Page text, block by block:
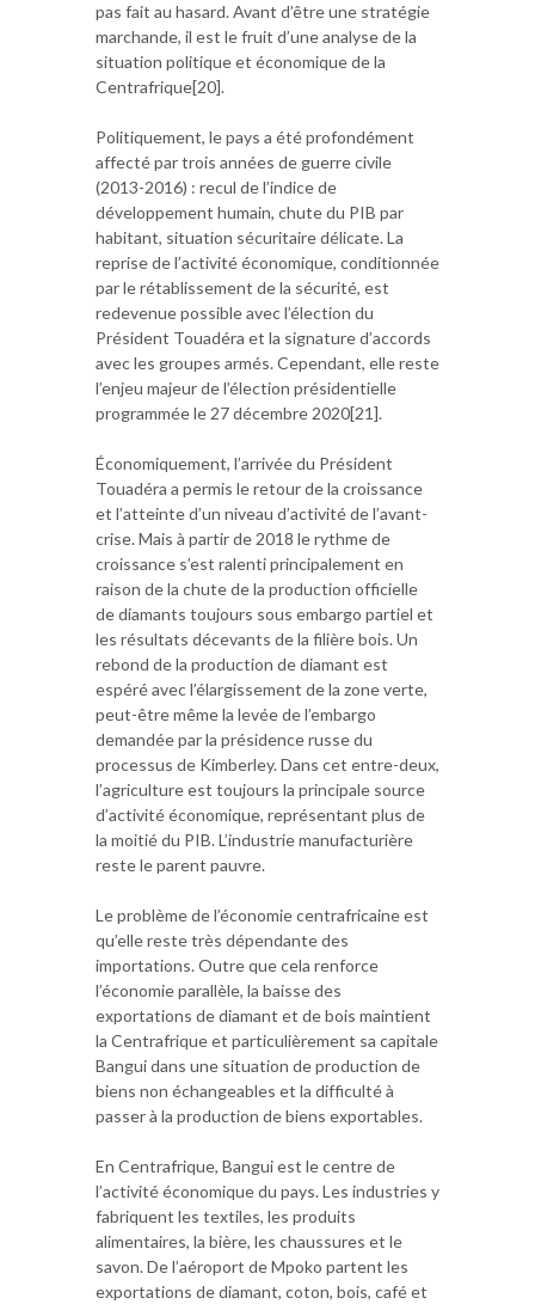
pas fait au hasard. Avant d’être une stratégie
marchande, il est le fruit d’une analyse de la
situation politique et économique de la
Centrafrique[20].
Politiquement, le pays a été profondément
affecté par trois années de guerre civile
(2013-2016) : recul de l’indice de
développement humain, chute du PIB par
habitant, situation sécuritaire délicate. La
reprise de l’activité économique, conditionnée
par le rétablissement de la sécurité, est
redevenue possible avec l’élection du
Président Touadéra et la signature d’accords
avec les groupes armés. Cependant, elle reste
l’enjeu majeur de l’élection présidentielle
programmée le 27 décembre 2020[21].
Économiquement, l’arrivée du Président
Touadéra a permis le retour de la croissance
et l’atteinte d’un niveau d’activité de l’avant-
crise. Mais à partir de 2018 le rythme de
croissance s’est ralenti principalement en
raison de la chute de la production officielle
de diamants toujours sous embargo partiel et
les résultats décevants de la filière bois. Un
rebond de la production de diamant est
espéré avec l’élargissement de la zone verte,
peut-être même la levée de l’embargo
demandée par la présidence russe du
processus de Kimberley. Dans cet entre-deux,
l’agriculture est toujours la principale source
d’activité économique, représentant plus de
la moitié du PIB. L’industrie manufacturière
reste le parent pauvre.
Le problème de l’économie centrafricaine est
qu’elle reste très dépendante des
importations. Outre que cela renforce
l’économie parallèle, la baisse des
exportations de diamant et de bois maintient
la Centrafrique et particulièrement sa capitale
Bangui dans une situation de production de
biens non échangeables et la difficulté à
passer à la production de biens exportables.
En Centrafrique, Bangui est le centre de
l’activité économique du pays. Les industries y
fabriquent les textiles, les produits
alimentaires, la bière, les chaussures et le
savon. De l’aéroport de Mpoko partent les
exportations de diamant, coton, bois, café et